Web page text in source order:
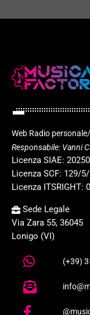
Web Radio
Responsabile: Vanni
Licenza SIAE:
Licenza SCF: 129/5/
Licenza ITSRIGHT:
Sede Legale
Via Zara 55, 36045
Lonigo (VI)
(+39)